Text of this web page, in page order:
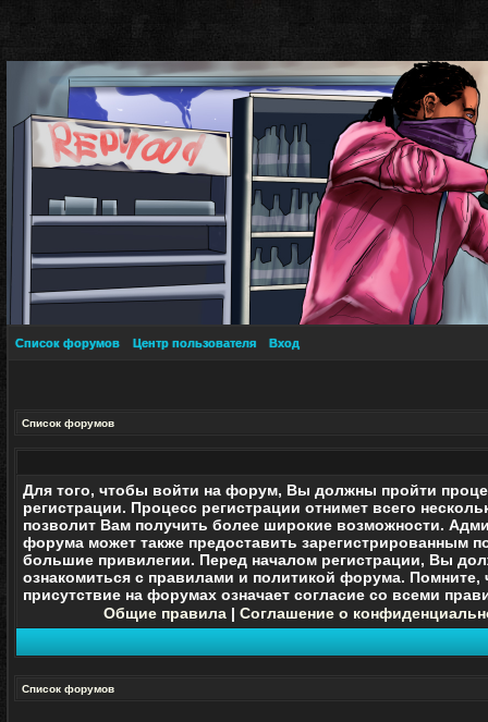
Список форумов Центр пользователя Вход
Список форумов
Для того, чтобы войти на форум, Вы должны пройти
регистрации. Процесс регистрации отнимет всего
позволит Вам получить более широкие возможности.
форума может также предоставить зарегистрированным
большие привилегии. Перед началом регистрации, Вы
ознакомиться с правилами и политикой форума. Помните,
присутствие на форумах означает согласие со всеми
Общие правила| Соглашение о
Список форумов